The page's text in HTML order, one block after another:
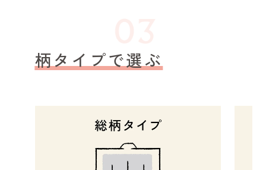
柄タイプで選ぶ